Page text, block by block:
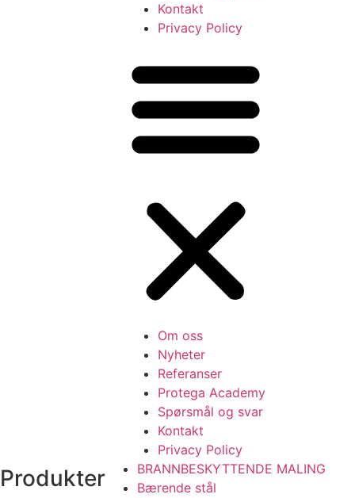
Kontakt
Privacy Policy
Om oss
Nyheter
Referanser
Protega Academy
Spørsmål og svar
Kontakt
Privacy Policy
Produkter
BRANNBESKYTTENDE MALING
Bærende stål